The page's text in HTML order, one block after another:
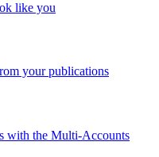
like you
your publications
with the Multi-Accounts